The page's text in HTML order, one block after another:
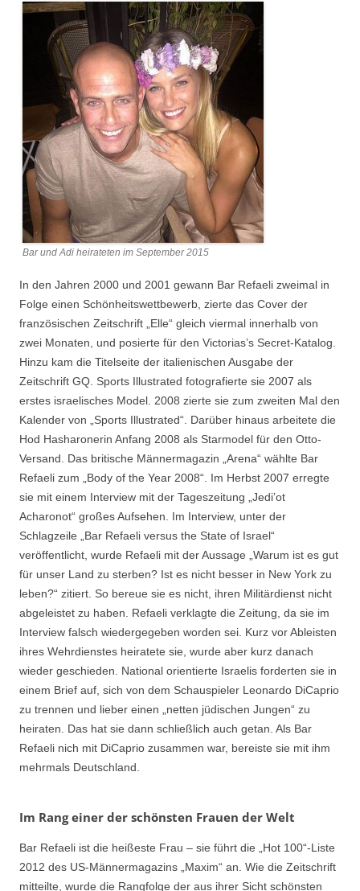
Bar und Adi heirateten im September 2015
In den Jahren 2000 und 2001 gewann Bar Refaeli zweimal in
Folge einen Schönheitswettbewerb, zierte das Cover der
französischen Zeitschrift „Elle“ gleich viermal innerhalb von
zwei Monaten, und posierte für den Victorias’s Secret-Katalog.
Hinzu kam die Titelseite der italienischen Ausgabe der
Zeitschrift GQ. Sports Illustrated fotografierte sie 2007 als
erstes israelisches Model. 2008 zierte sie zum zweiten Mal den
Kalender von „Sports Illustrated“. Darüber hinaus arbeitete die
Hod Hasharonerin Anfang 2008 als Starmodel für den Otto-
Versand. Das britische Männermagazin „Arena“ wählte Bar
Refaeli zum „Body of the Year 2008“. Im Herbst 2007 erregte
sie mit einem Interview mit der Tageszeitung „Jedi’ot
Acharonot“ großes Aufsehen. Im Interview, unter der
Schlagzeile „Bar Refaeli versus the State of Israel“
veröffentlicht, wurde Refaeli mit der Aussage „Warum ist es gut
für unser Land zu sterben? Ist es nicht besser in New York zu
leben?“ zitiert. So bereue sie es nicht, ihren Militärdienst nicht
abgeleistet zu haben. Refaeli verklagte die Zeitung, da sie im
Interview falsch wiedergegeben worden sei. Kurz vor Ableisten
ihres Wehrdienstes heiratete sie, wurde aber kurz danach
wieder geschieden. National orientierte Israelis forderten sie in
einem Brief auf, sich von dem Schauspieler Leonardo DiCaprio
zu trennen und lieber einen „netten jüdischen Jungen“ zu
heiraten. Das hat sie dann schließlich auch getan. Als Bar
Refaeli nich mit DiCaprio zusammen war, bereiste sie mit ihm
mehrmals Deutschland.
Im Rang einer der schönsten Frauen der Welt
Bar Refaeli ist die heißeste Frau – sie führt die „Hot 100“-Liste
2012 des US-Männermagazins „Maxim“ an. Wie die Zeitschrift
mitteilte, wurde die Rangfolge der aus ihrer Sicht schönsten